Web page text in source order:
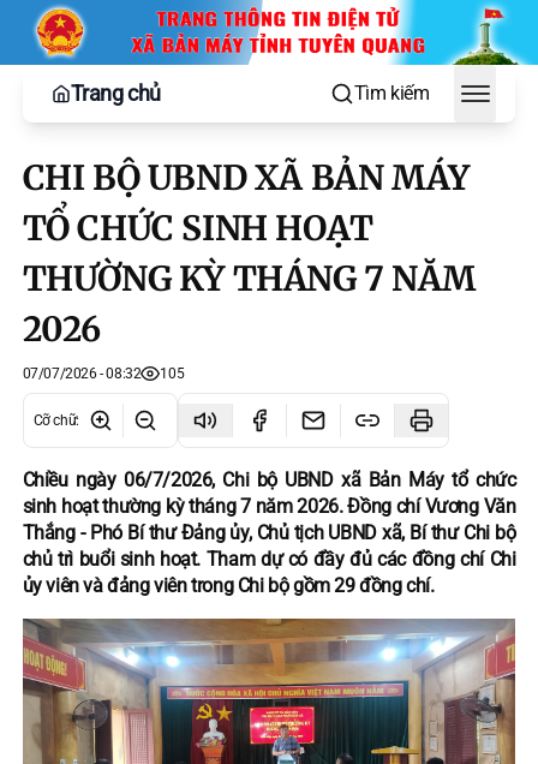
Trang chủ Tìm kiếm
Toggle
CHI BỘ UBND XÃ BẢN MÁY
TỔ CHỨC SINH HOẠT
THƯỜNG KỲ THÁNG 7 NĂM
2026
07/07/2026 - 08:32 105
Cỡ chữ:
Chiều ngày 06/7/2026, Chi bộ UBND xã Bản Máy tổ chức
sinh hoạt thường kỳ tháng 7 năm 2026. Đồng chí Vương Văn
Thắng - Phó Bí thư Đảng ủy, Chủ tịch UBND xã, Bí thư Chi bộ
chủ trì buổi sinh hoạt. Tham dự có đầy đủ các đồng chí Chi
ủy viên và đảng viên trong Chi bộ gồm 29 đồng chí.